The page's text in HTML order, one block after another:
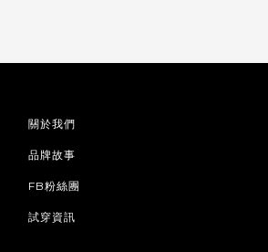
關於我們
品牌故事
FB粉絲團
試穿資訊